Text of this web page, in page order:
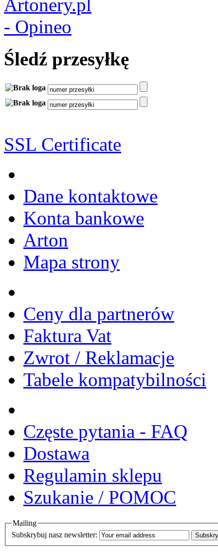
Śledź przesyłkę
SSL Certificate
Dane kontaktowe
Konta bankowe
Arton
Mapa strony
Ceny dla partnerów
Faktura Vat
Zwrot / Reklamacje
Tabele kompatybilności
Częste pytania - FAQ
Dostawa
Regulamin sklepu
Szukanie / POMOC
Mailing
Subskrybuj nasz newsletter: